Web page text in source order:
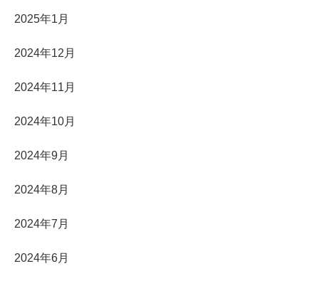
2025年1月
2024年12月
2024年11月
2024年10月
2024年9月
2024年8月
2024年7月
2024年6月